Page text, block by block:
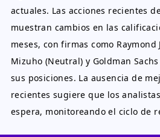
actuales. Las acciones recientes
muestran cambios en las
meses, con firmas como Raymond
Mizuho (Neutral) y Goldman
sus posiciones. La ausencia de
recientes sugiere que los
espera, monitoreando el ciclo de